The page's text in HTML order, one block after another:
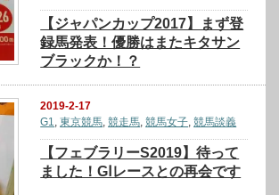
【ジャパンカップ2017】まず登
録馬発表！優勝はまたキタサン
ブラックか！？
2019-2-17
G1,東京競馬,競走馬,競馬女子,競馬談義
【フェブラリーS2019】待って
ました！GⅠレースとの再会です